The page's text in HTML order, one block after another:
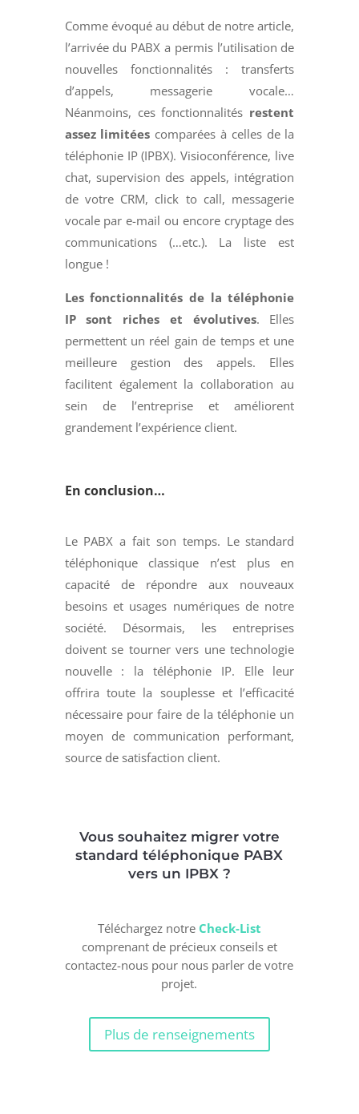
Comme évoqué au début de notre article,
l’arrivée du PABX a permis l’utilisation de
nouvelles fonctionnalités : transferts
d’appels, messagerie vocale…
Néanmoins, ces fonctionnalités restent
assez limitées comparées à celles de la
téléphonie IP (IPBX). Visioconférence, live
chat, supervision des appels, intégration
de votre CRM, click to call, messagerie
vocale par e-mail ou encore cryptage des
communications (…etc.). La liste est
longue !
Les fonctionnalités de la téléphonie
IP sont riches et évolutives. Elles
permettent un réel gain de temps et une
meilleure gestion des appels. Elles
facilitent également la collaboration au
sein de l’entreprise et améliorent
grandement l’expérience client.
En conclusion…
Le PABX a fait son temps. Le standard
téléphonique classique n’est plus en
capacité de répondre aux nouveaux
besoins et usages numériques de notre
société. Désormais, les entreprises
doivent se tourner vers une technologie
nouvelle : la téléphonie IP. Elle leur
offrira toute la souplesse et l’efficacité
nécessaire pour faire de la téléphonie un
moyen de communication performant,
source de satisfaction client.
Vous souhaitez migrer votre
standard téléphonique PABX
vers un IPBX ?
Téléchargez notre Check-List
comprenant de précieux conseils et
contactez-nous pour nous parler de votre
projet.
Plus de renseignements